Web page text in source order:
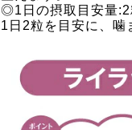
◎1日の摂取目安量:2
1日2粒を目安に、噛